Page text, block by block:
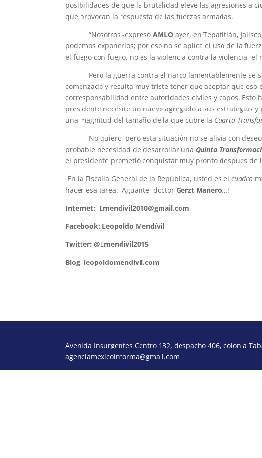
posibilidades de que la brutalidad eleve las agresiones a
que provocan la respuesta de las fuerzas armadas.
“Nosotros -expresóAMLO ayer, en Tepatitlán,
podemos exponerlos; por eso no se aplica el uso de la
el fuego con fuego, no es la violencia contra la violencia,
Pero la guerra contra el narco lamentablemente se
comenzado y resulta muy triste tener que aceptar que
corresponsabilidad entre autoridades civiles y capos. Esto
presidente necesite un nuevo agregado a sus estrategias
una magnitud del tamaño de la que cubre la Cuarta
No quiero, pero esta situación no se alivia con
probable necesidad de desarrollar una Quinta
el presidente prometió conquistar muy pronto después de
En la Fiscalía General de la República, usted es elcuadro
hacer esa tarea. ¡Aguante, doctor Gerzt Manero…!
Internet: Lmendivil2010@gmail.com
Facebook: Leopoldo Mendívil
Twitter: @Lmendivil2015
Blog: leopoldomendivil.com
Avenida Insurgentes Centro 132, despacho 406, colonia
agenciamexicoinforma@gmail.com